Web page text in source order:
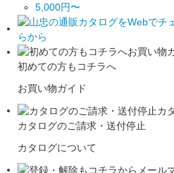
5,000円〜
初めての方もコチラへ
お買い物ガイド
カタログのご請求・送付停止
カタログについて